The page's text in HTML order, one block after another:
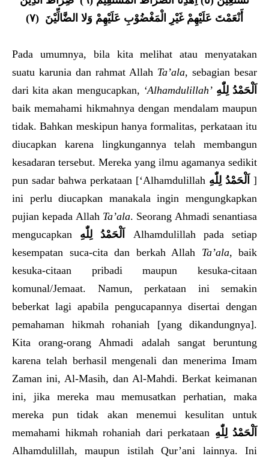
أَنْعَمْتَ عَلَيْهِمْ غَيْرِ الْمَغْضُوْبِ عَلَيْهِمْ وَلا الضَّالِّيْنَ (٧)
Pada umumnya, bila kita melihat atau menyatakan
suatu karunia dan rahmat Allah Ta’ala, sebagian besar
dari kita akan mengucapkan, ‘Alhamdulillah’ اَلْحَمْدُ لِلّٰهِ
baik memahami hikmahnya dengan mendalam maupun
tidak. Bahkan meskipun hanya formalitas, perkataan itu
diucapkan karena lingkungannya telah membangun
kesadaran tersebut. Mereka yang ilmu agamanya sedikit
pun sadar bahwa perkataan [‘Alhamdulillah اَلْحَمْدُ لِلّٰهِ ]
ini perlu diucapkan manakala ingin mengungkapkan
pujian kepada Allah Ta’ala. Seorang Ahmadi senantiasa
mengucapkan اَلْحَمْدُ لِلّٰهِ
Alhamdulillah pada setiap
kesempatan suca-cita dan berkah Allah Ta’ala, baik
kesuka-citaan pribadi maupun kesuka-citaan
komunal/Jemaat. Namun, perkataan ini semakin
beberkat lagi apabila pengucapannya disertai dengan
pemahaman hikmah rohaniah [yang dikandungnya].
Kita orang-orang Ahmadi adalah sangat beruntung
karena telah berhasil mengenali dan menerima Imam
Zaman ini, Al-Masih, dan Al-Mahdi. Berkat keimanan
ini, jika mereka mau memusatkan perhatian, maka
mereka pun tidak akan menemui kesulitan untuk
memahami hikmah rohaniah dari perkataan اَلْحَمْدُ لِلّٰهِ
Alhamdulillah, maupun istilah Qur’ani lainnya. Ini